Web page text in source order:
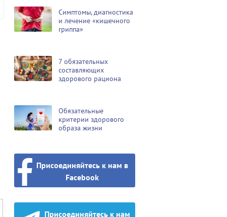
Симптомы, диагностика
и лечение «кишечного
гриппа»
7 обязательных
составляющих
здорового рациона
Обязательные
критерии здорового
образа жизни
Присоединяйтесь к нам в
Facebook
Присоединяйтесь к нам